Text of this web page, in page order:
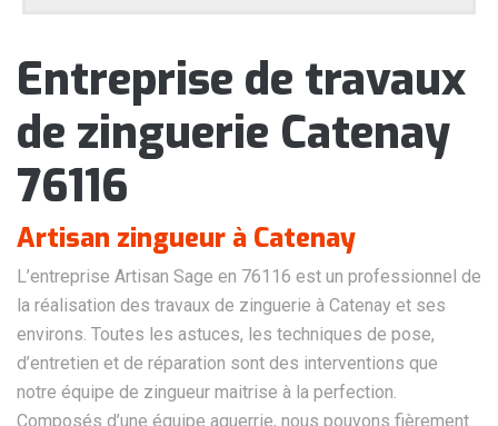
Entreprise de travaux
de zinguerie Catenay
76116
Artisan zingueur à Catenay
L’entreprise Artisan Sage en 76116 est un professionnel de
la réalisation des travaux de zinguerie à Catenay et ses
environs. Toutes les astuces, les techniques de pose,
d’entretien et de réparation sont des interventions que
notre équipe de zingueur maitrise à la perfection.
Composés d’une équipe aguerrie, nous pouvons fièrement